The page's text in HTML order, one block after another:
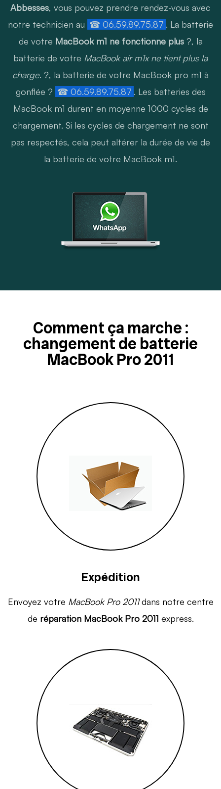
Abbesses, vous pouvez prendre rendez-vous avec
notre technicien au ☎ 06.59.89.75.87 . La batterie
de votre MacBook m1 ne fonctionne plus?, la
batterie de votre MacBook air m1x ne tient plus la
charge. ?, la batterie de votre MacBook pro m1 à
gonflée ? ☎ 06.59.89.75.87 . Les batteries des
MacBook m1 durent en moyenne 1000 cycles de
chargement. Si les cycles de chargement ne sont
pas respectés, cela peut altérer la durée de vie de
la batterie de votre MacBook m1.
Comment ça marche :
changement de batterie
MacBook Pro 2011
Expédition
Envoyez votre MacBook Pro 2011dans notre centre
de réparation MacBook Pro 2011 express.